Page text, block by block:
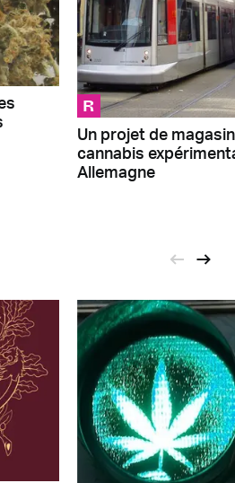
R
Un projet de
cannabis
Allemagne